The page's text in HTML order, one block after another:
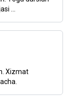
...
Xizmat